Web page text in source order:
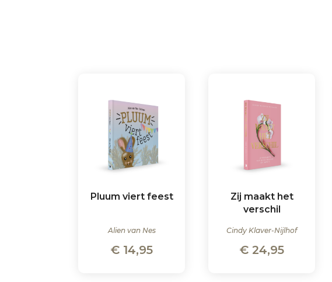
Pluum viert feest
Alien van Nes
€ 14,95
Zij maakt het
verschil
Cindy Klaver-Nijlhof
€ 24,95